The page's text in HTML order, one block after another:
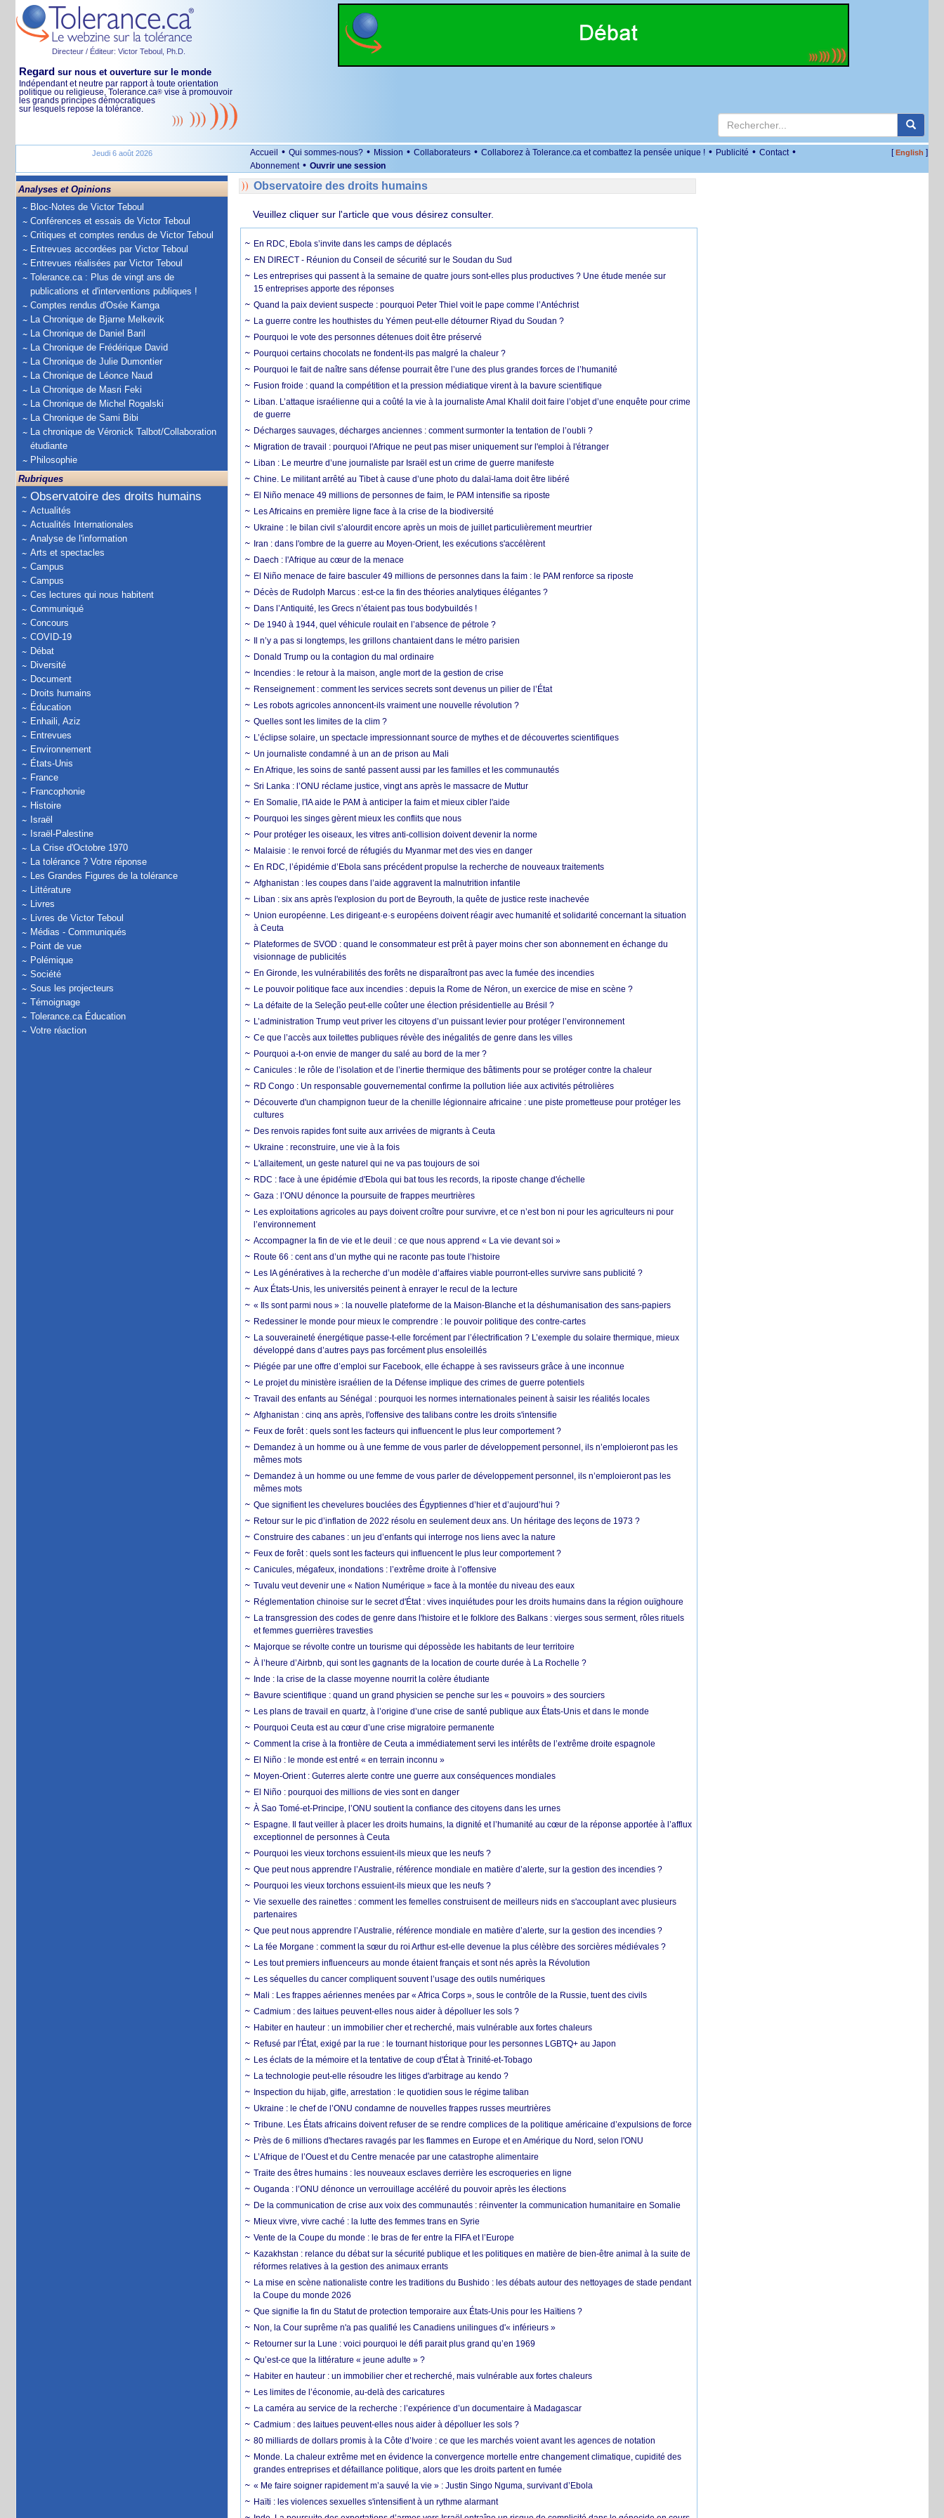
Directeur / Éditeur: Victor Teboul, Ph.D.
Regard sur nous et ouverture sur le monde
Indépendant et neutre par rapport à toute orientation
politique ou religieuse, Tolerance.ca® vise à promouvoir
les grands principes démocratiques
sur lesquels repose la tolérance.
Jeudi 6 août 2026 Accueil • Qui sommes-nous? • Mission • Collaborateurs • Collaborez à Tolerance.ca et combattez la pensée unique ! • Publicité • Contact •
Abonnement • Ouvrir une session
[English ]
Analyses et Opinions
Bloc-Notes de Victor Teboul
Conférences et essais de Victor Teboul
Critiques et comptes rendus de Victor Teboul
Entrevues accordées par Victor Teboul
Entrevues réalisées par Victor Teboul
Tolerance.ca : Plus de vingt ans de
publications et d'interventions publiques !
Comptes rendus d'Osée Kamga
La Chronique de Bjarne Melkevik
La Chronique de Daniel Baril
La Chronique de Frédérique David
La Chronique de Julie Dumontier
La Chronique de Léonce Naud
La Chronique de Masri Feki
La Chronique de Michel Rogalski
La Chronique de Sami Bibi
La chronique de Véronick Talbot/Collaboration
étudiante
Philosophie
Rubriques
Observatoire des droits humains
Actualités
Actualités Internationales
Analyse de l'information
Arts et spectacles
Campus
Campus
Ces lectures qui nous habitent
Communiqué
Concours
COVID-19
Débat
Diversité
Document
Droits humains
Éducation
Enhaili, Aziz
Entrevues
Environnement
États-Unis
France
Francophonie
Histoire
Israël
Israël-Palestine
La Crise d'Octobre 1970
La tolérance ? Votre réponse
Les Grandes Figures de la tolérance
Littérature
Livres
Livres de Victor Teboul
Médias - Communiqués
Point de vue
Polémique
Société
Sous les projecteurs
Témoignage
Tolerance.ca Éducation
Votre réaction
Observatoire des droits humains
Veuillez cliquer sur l'article que vous désirez consulter.
En RDC, Ebola s’invite dans les camps de déplacés
EN DIRECT - Réunion du Conseil de sécurité sur le Soudan du Sud
Les entreprises qui passent à la semaine de quatre jours sont-elles plus productives ? Une étude menée sur
15 entreprises apporte des réponses
Quand la paix devient suspecte : pourquoi Peter Thiel voit le pape comme l’Antéchrist
La guerre contre les houthistes du Yémen peut-elle détourner Riyad du Soudan ?
Pourquoi le vote des personnes détenues doit être préservé
Pourquoi certains chocolats ne fondent-ils pas malgré la chaleur ?
Pourquoi le fait de naître sans défense pourrait être l’une des plus grandes forces de l’humanité
Fusion froide : quand la compétition et la pression médiatique virent à la bavure scientifique
Liban. L’attaque israélienne qui a coûté la vie à la journaliste Amal Khalil doit faire l’objet d’une enquête pour crime
de guerre
Décharges sauvages, décharges anciennes : comment surmonter la tentation de l’oubli ?
Migration de travail : pourquoi l'Afrique ne peut pas miser uniquement sur l'emploi à l'étranger
Liban : Le meurtre d’une journaliste par Israël est un crime de guerre manifeste
Chine. Le militant arrêté au Tibet à cause d’une photo du dalaï-lama doit être libéré
El Niño menace 49 millions de personnes de faim, le PAM intensifie sa riposte
Les Africains en première ligne face à la crise de la biodiversité
Ukraine : le bilan civil s’alourdit encore après un mois de juillet particulièrement meurtrier
Iran : dans l'ombre de la guerre au Moyen-Orient, les exécutions s'accélèrent
Daech : l'Afrique au cœur de la menace
El Niño menace de faire basculer 49 millions de personnes dans la faim : le PAM renforce sa riposte
Décès de Rudolph Marcus : est-ce la fin des théories analytiques élégantes ?
Dans l’Antiquité, les Grecs n’étaient pas tous bodybuildés !
De 1940 à 1944, quel véhicule roulait en l’absence de pétrole ?
Il n’y a pas si longtemps, les grillons chantaient dans le métro parisien
Donald Trump ou la contagion du mal ordinaire
Incendies : le retour à la maison, angle mort de la gestion de crise
Renseignement : comment les services secrets sont devenus un pilier de l’État
Les robots agricoles annoncent-ils vraiment une nouvelle révolution ?
Quelles sont les limites de la clim ?
L’éclipse solaire, un spectacle impressionnant source de mythes et de découvertes scientifiques
Un journaliste condamné à un an de prison au Mali
En Afrique, les soins de santé passent aussi par les familles et les communautés
Sri Lanka : l’ONU réclame justice, vingt ans après le massacre de Muttur
En Somalie, l'IA aide le PAM à anticiper la faim et mieux cibler l'aide
Pourquoi les singes gèrent mieux les conflits que nous
Pour protéger les oiseaux, les vitres anti-collision doivent devenir la norme
Malaisie : le renvoi forcé de réfugiés du Myanmar met des vies en danger
En RDC, l’épidémie d’Ebola sans précédent propulse la recherche de nouveaux traitements
Afghanistan : les coupes dans l’aide aggravent la malnutrition infantile
Liban : six ans après l'explosion du port de Beyrouth, la quête de justice reste inachevée
Union européenne. Les dirigeant·e·s européens doivent réagir avec humanité et solidarité concernant la situation
à Ceuta
Plateformes de SVOD : quand le consommateur est prêt à payer moins cher son abonnement en échange du
visionnage de publicités
En Gironde, les vulnérabilités des forêts ne disparaîtront pas avec la fumée des incendies
Le pouvoir politique face aux incendies : depuis la Rome de Néron, un exercice de mise en scène ?
La défaite de la Seleção peut-elle coûter une élection présidentielle au Brésil ?
L’administration Trump veut priver les citoyens d’un puissant levier pour protéger l’environnement
Ce que l’accès aux toilettes publiques révèle des inégalités de genre dans les villes
Pourquoi a-t-on envie de manger du salé au bord de la mer ?
Canicules : le rôle de l’isolation et de l’inertie thermique des bâtiments pour se protéger contre la chaleur
RD Congo : Un responsable gouvernemental confirme la pollution liée aux activités pétrolières
Découverte d'un champignon tueur de la chenille légionnaire africaine : une piste prometteuse pour protéger les
cultures
Des renvois rapides font suite aux arrivées de migrants à Ceuta
Ukraine : reconstruire, une vie à la fois
L'allaitement, un geste naturel qui ne va pas toujours de soi
RDC : face à une épidémie d'Ebola qui bat tous les records, la riposte change d'échelle
Gaza : l’ONU dénonce la poursuite de frappes meurtrières
Les exploitations agricoles au pays doivent croître pour survivre, et ce n’est bon ni pour les agriculteurs ni pour
l’environnement
Accompagner la fin de vie et le deuil : ce que nous apprend « La vie devant soi »
Route 66 : cent ans d’un mythe qui ne raconte pas toute l’histoire
Les IA génératives à la recherche d’un modèle d’affaires viable pourront-elles survivre sans publicité ?
Aux États-Unis, les universités peinent à enrayer le recul de la lecture
« Ils sont parmi nous » : la nouvelle plateforme de la Maison-Blanche et la déshumanisation des sans-papiers
Redessiner le monde pour mieux le comprendre : le pouvoir politique des contre-cartes
La souveraineté énergétique passe-t-elle forcément par l’électrification ? L’exemple du solaire thermique, mieux
développé dans d’autres pays pas forcément plus ensoleillés
Piégée par une offre d’emploi sur Facebook, elle échappe à ses ravisseurs grâce à une inconnue
Le projet du ministère israélien de la Défense implique des crimes de guerre potentiels
Travail des enfants au Sénégal : pourquoi les normes internationales peinent à saisir les réalités locales
Afghanistan : cinq ans après, l'offensive des talibans contre les droits s'intensifie
Feux de forêt : quels sont les facteurs qui influencent le plus leur comportement ?
Demandez à un homme ou à une femme de vous parler de développement personnel, ils n’emploieront pas les
mêmes mots
Demandez à un homme ou une femme de vous parler de développement personnel, ils n’emploieront pas les
mêmes mots
Que signifient les chevelures bouclées des Égyptiennes d’hier et d’aujourd’hui ?
Retour sur le pic d’inflation de 2022 résolu en seulement deux ans. Un héritage des leçons de 1973 ?
Construire des cabanes : un jeu d’enfants qui interroge nos liens avec la nature
Feux de forêt : quels sont les facteurs qui influencent le plus leur comportement ?
Canicules, mégafeux, inondations : l’extrême droite à l’offensive
Tuvalu veut devenir une « Nation Numérique » face à la montée du niveau des eaux
Réglementation chinoise sur le secret d'État : vives inquiétudes pour les droits humains dans la région ouïghoure
La transgression des codes de genre dans l'histoire et le folklore des Balkans : vierges sous serment, rôles rituels
et femmes guerrières travesties
Majorque se révolte contre un tourisme qui dépossède les habitants de leur territoire
À l’heure d’Airbnb, qui sont les gagnants de la location de courte durée à La Rochelle ?
Inde : la crise de la classe moyenne nourrit la colère étudiante
Bavure scientifique : quand un grand physicien se penche sur les « pouvoirs » des sourciers
Les plans de travail en quartz, à l’origine d’une crise de santé publique aux États-Unis et dans le monde
Pourquoi Ceuta est au cœur d’une crise migratoire permanente
Comment la crise à la frontière de Ceuta a immédiatement servi les intérêts de l’extrême droite espagnole
El Niño : le monde est entré « en terrain inconnu »
Moyen-Orient : Guterres alerte contre une guerre aux conséquences mondiales
El Niño : pourquoi des millions de vies sont en danger
À Sao Tomé-et-Principe, l’ONU soutient la confiance des citoyens dans les urnes
Espagne. Il faut veiller à placer les droits humains, la dignité et l’humanité au cœur de la réponse apportée à l’afflux
exceptionnel de personnes à Ceuta
Pourquoi les vieux torchons essuient-ils mieux que les neufs ?
Que peut nous apprendre l’Australie, référence mondiale en matière d’alerte, sur la gestion des incendies ?
Pourquoi les vieux torchons essuient-ils mieux que les neufs ?
Vie sexuelle des rainettes : comment les femelles construisent de meilleurs nids en s'accouplant avec plusieurs
partenaires
Que peut nous apprendre l’Australie, référence mondiale en matière d’alerte, sur la gestion des incendies ?
La fée Morgane : comment la sœur du roi Arthur est-elle devenue la plus célèbre des sorcières médiévales ?
Les tout premiers influenceurs au monde étaient français et sont nés après la Révolution
Les séquelles du cancer compliquent souvent l’usage des outils numériques
Mali : Les frappes aériennes menées par « Africa Corps », sous le contrôle de la Russie, tuent des civils
Cadmium : des laitues peuvent-elles nous aider à dépolluer les sols ?
Habiter en hauteur : un immobilier cher et recherché, mais vulnérable aux fortes chaleurs
Refusé par l'État, exigé par la rue : le tournant historique pour les personnes LGBTQ+ au Japon
Les éclats de la mémoire et la tentative de coup d'État à Trinité-et-Tobago
La technologie peut-elle résoudre les litiges d'arbitrage au kendo ?
Inspection du hijab, gifle, arrestation : le quotidien sous le régime taliban
Ukraine : le chef de l’ONU condamne de nouvelles frappes russes meurtrières
Tribune. Les États africains doivent refuser de se rendre complices de la politique américaine d’expulsions de force
Près de 6 millions d'hectares ravagés par les flammes en Europe et en Amérique du Nord, selon l'ONU
L’Afrique de l’Ouest et du Centre menacée par une catastrophe alimentaire
Traite des êtres humains : les nouveaux esclaves derrière les escroqueries en ligne
Ouganda : l’ONU dénonce un verrouillage accéléré du pouvoir après les élections
De la communication de crise aux voix des communautés : réinventer la communication humanitaire en Somalie
Mieux vivre, vivre caché : la lutte des femmes trans en Syrie
Vente de la Coupe du monde : le bras de fer entre la FIFA et l’Europe
Kazakhstan : relance du débat sur la sécurité publique et les politiques en matière de bien-être animal à la suite de
réformes relatives à la gestion des animaux errants
La mise en scène nationaliste contre les traditions du Bushido : les débats autour des nettoyages de stade pendant
la Coupe du monde 2026
Que signifie la fin du Statut de protection temporaire aux États-Unis pour les Haïtiens ?
Non, la Cour suprême n'a pas qualifié les Canadiens unilingues d'« inférieurs »
Retourner sur la Lune : voici pourquoi le défi parait plus grand qu’en 1969
Qu’est-ce que la littérature « jeune adulte » ?
Habiter en hauteur : un immobilier cher et recherché, mais vulnérable aux fortes chaleurs
Les limites de l’économie, au-delà des caricatures
La caméra au service de la recherche : l’expérience d’un documentaire à Madagascar
Cadmium : des laitues peuvent-elles nous aider à dépolluer les sols ?
80 milliards de dollars promis à la Côte d’Ivoire : ce que les marchés voient avant les agences de notation
Monde. La chaleur extrême met en évidence la convergence mortelle entre changement climatique, cupidité des
grandes entreprises et défaillance politique, alors que les droits partent en fumée
« Me faire soigner rapidement m’a sauvé la vie » : Justin Singo Nguma, survivant d’Ebola
Haïti : les violences sexuelles s'intensifient à un rythme alarmant